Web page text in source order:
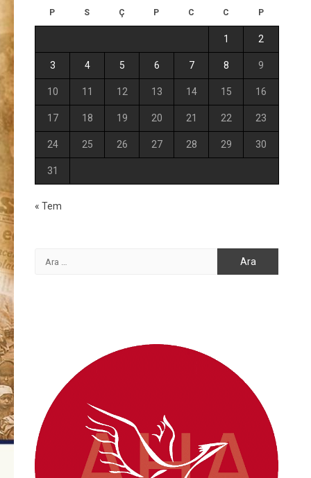
P S Ç P C C P
1 2
3 4 5 6 7 8 9
10 11 12 13 14 15 16
17 18 19 20 21 22 23
24 25 26 27 28 29 30
31
« Tem